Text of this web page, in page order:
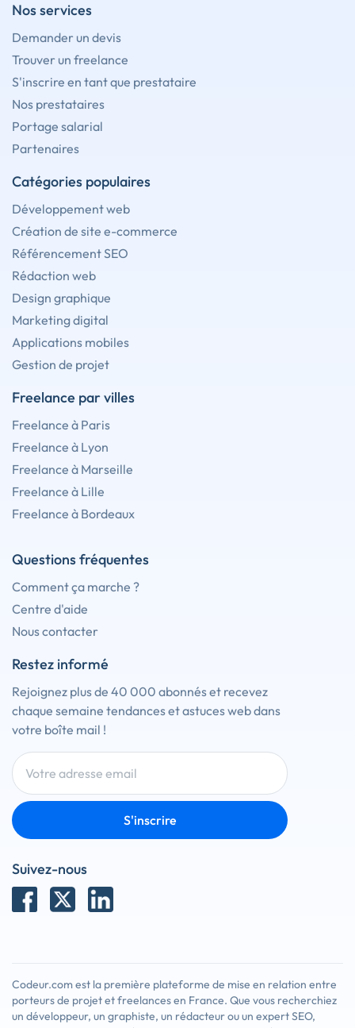
Nos services
Demander un devis
Trouver un freelance
S'inscrire en tant que prestataire
Nos prestataires
Portage salarial
Partenaires
Catégories populaires
Développement web
Création de site e-commerce
Référencement SEO
Rédaction web
Design graphique
Marketing digital
Applications mobiles
Gestion de projet
Freelance par villes
Freelance à Paris
Freelance à Lyon
Freelance à Marseille
Freelance à Lille
Freelance à Bordeaux
Questions fréquentes
Comment ça marche ?
Centre d'aide
Nous contacter
Restez informé
Rejoignez plus de 40 000 abonnés et recevez
chaque semaine tendances et astuces web dans
votre boîte mail !
S'inscrire
Suivez-nous
Codeur.com est la première plateforme de mise en relation entre
porteurs de projet et freelances en France. Que vous recherchiez
un développeur, un graphiste, un rédacteur ou un expert SEO,